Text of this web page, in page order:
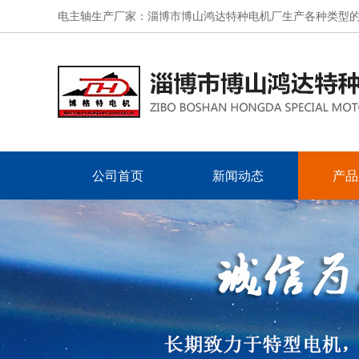
电主轴生产厂家：淄博市博山鸿达特种电机厂生产各种类型
公司首页 新闻动态 产